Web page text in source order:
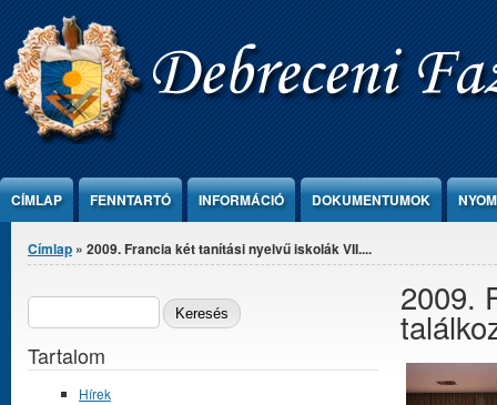
Ugrás a tartalomra
CÍMLAP FENNTARTÓ INFORMÁCIÓ DOKUMENTUMOK
Jelenlegi hely
Címlap » 2009. Francia két tanítási nyelvű iskolák VII....
2009.
Keresés űrlap
Tartalom
Hírek